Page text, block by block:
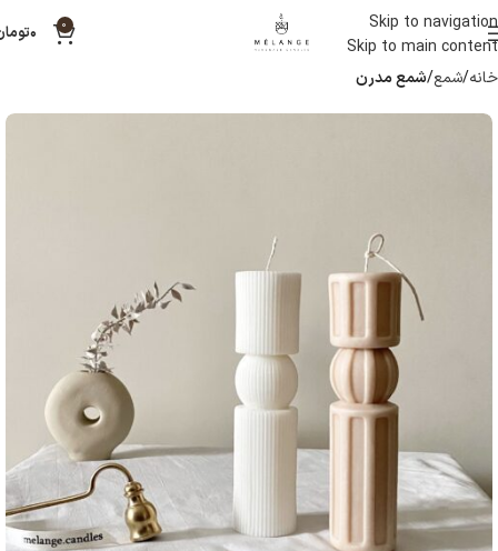
Skip to navigation
Skip to main content
0 ۰
خانه شمع شمع مدرن